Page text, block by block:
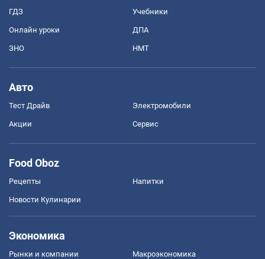
ГДЗ Учебники
Онлайн уроки ДПА
ЗНО НМТ
Авто
Тест Драйв Электромобили
Акции Сервис
Food Oboz
Рецепты Напитки
Новости Кулинарии
Экономика
Рынки и компании Mакроэкономика